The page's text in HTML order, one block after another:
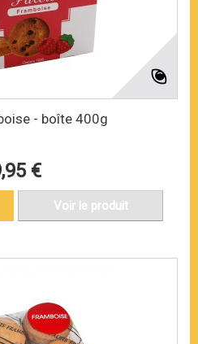
- boîte 400g
€
Voir le produit